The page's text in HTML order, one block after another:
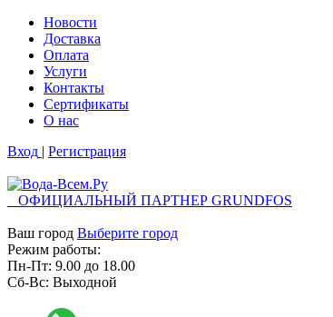
Новости
Доставка
Оплата
Услуги
Контакты
Cертификаты
О нас
Вход | Регистрация
ОФИЦИАЛЬНЫЙ ПАРТНЕР GRUNDFOS
Ваш город Выберите город
Режим работы:
Пн-Пт: 9.00 до 18.00
Сб-Вс: Выходной